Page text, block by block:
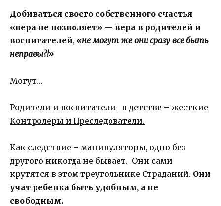
Добиваться своего собственного счастья
«вера не позволяет» — вера в родителей и
воспитателей, «не могут же они сразу все быть
неправы?!»
Могут…
Родители и воспитатели в детстве – жесткие
Контролеры и Преследователи.
Как следствие – манипуляторы, одно без
другого никогда не бывает. Они сами
крутятся в этом треугольнике Страданий. Они
учат ребенка быть удобным, а не
свободным.